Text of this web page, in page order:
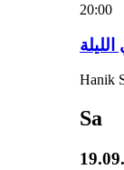
20:00
Hanik
Sa
19.09.